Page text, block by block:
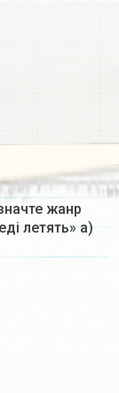
жанр
летять» а)